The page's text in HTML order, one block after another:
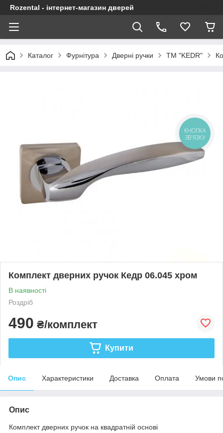
Rozental - інтернет-магазин дверей
Каталог Фурнітура Дверні ручки ТМ "KEDR"
Комплект дверних ручок Кедр 06.045 хром
В наявності
Роздріб
490 ₴/комплект
Купити
Опис Характеристики Доставка Оплата Умови
Опис
Комплект дверних ручок на квадратній основі
КНОПКА
ЗВ'ЯЗКУ